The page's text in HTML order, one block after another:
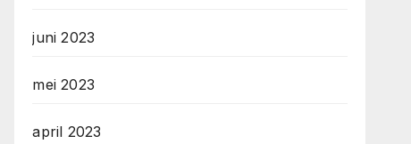
juni 2023
mei 2023
april 2023